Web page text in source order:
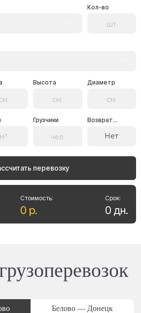
Кол-во
Высота Диаметр
Грузчики Возврат...
Нет
перевозку
Стоимость:
0 р.
Срок:
0 дн.
Белово — Донецк